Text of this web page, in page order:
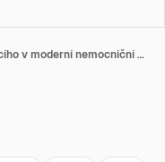
Portrét zdravotnického týmu stojícího v moderní nemocniční budově